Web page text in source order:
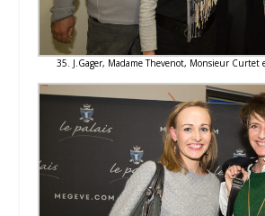
35. J.Gager, Madame Thevenot, Monsieur Curtet